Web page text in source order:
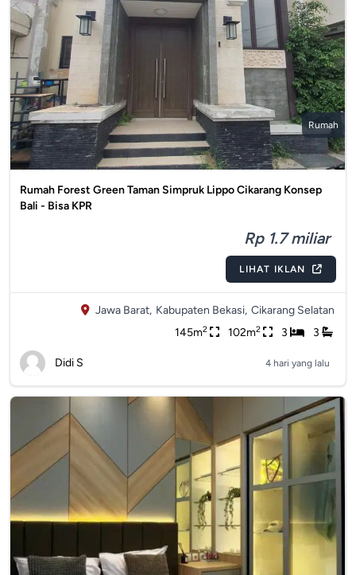
Rumah
Rumah Forest Green Taman Simpruk Lippo Cikarang Konsep
Bali - Bisa KPR
Rp 1.7 miliar
LIHAT IKLAN
Jawa Barat, Kabupaten Bekasi, Cikarang Selatan
145m2 102m2 3 3
Didi S 4 hari yang lalu